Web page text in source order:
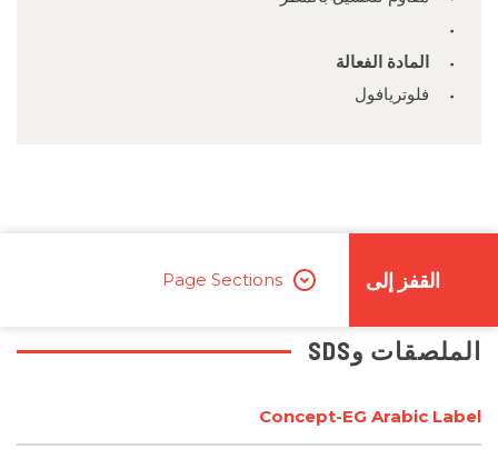
المادة الفعالة
فلوتريافول
القفز إلى Page Sections
الملصقات وSDS
Concept-EG Arabic Label